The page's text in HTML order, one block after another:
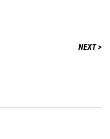
NEXT >